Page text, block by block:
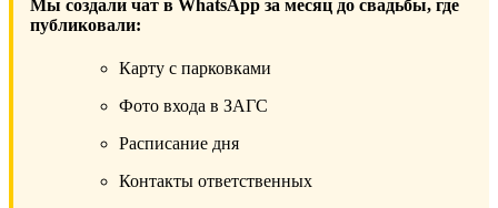
Мы создали чат в WhatsApp за месяц до свадьбы, где
публиковали:
Карту с парковками
Фото входа в ЗАГС
Расписание дня
Контакты ответственных